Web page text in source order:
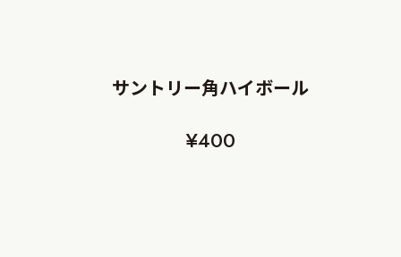
サントリー角ハイボール
¥400